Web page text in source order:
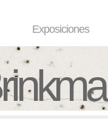
Exposiciones